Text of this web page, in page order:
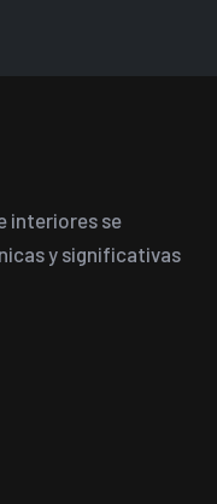
interiores se
y significativas